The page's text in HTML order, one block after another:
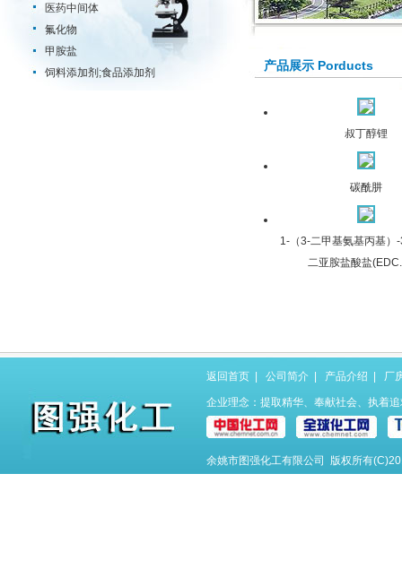
医药中间体
氟化物
甲胺盐
饲料添加剂;食品添加剂
产品展示 Porducts
叔丁醇锂
碳酰肼
1-（3-二甲基氨基丙基）
二亚胺盐酸盐
返回首页 公司简介 产品介绍 厂
企业理念：提取精华、奉献社会、执着
余姚市图强化工有限公司 版权所有